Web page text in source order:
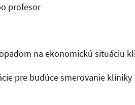
profesor
na ekonomickú situáciu
pre budúce smerovanie kliniky